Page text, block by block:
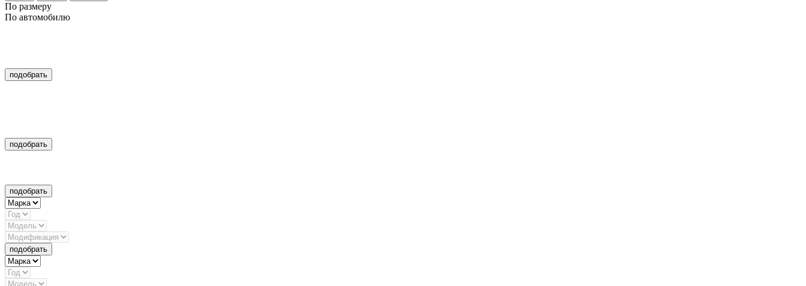
По размеру
По автомобилю
подобрать
подобрать
подобрать
подобрать